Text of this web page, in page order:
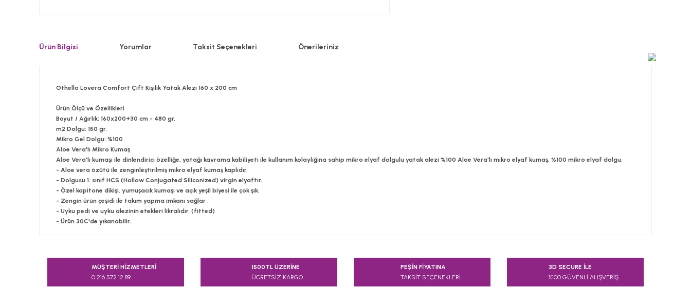
Ürün Bilgisi Yorumlar Taksit Seçenekleri Önerileriniz
Othello Lovera Comfort Çift Kişilik Yatak Alezi 160 x 200 cm
Ürün Ölçü ve Özellikleri
Boyut / Ağırlık: 160x200+30 cm - 480 gr.
m2 Dolgu: 150 gr.
Mikro Gel Dolgu: %100
Aloe Vera'lı Mikro Kumaş
Aloe Vera'lı kumaşı ile dinlendirici özelliğe, yatağı kavrama kabiliyeti ile kullanım kolaylığına sahip mikro elyaf dolgulu yatak alezi %100 Aloe Vera'lı mikro elyaf kumaş, %100 mikro elyaf dolgu.
- Aloe vera özütü ile zenginleştirilmiş mikro elyaf kumaş kaplıdır.
- Dolgusu 1. sınıf HCS (Hollow Conjugated Siliconized) virgin elyaftır.
- Özel kapitone dikişi, yumuşacık kumaşı ve açık yeşil biyesi ile çok şık.
- Zengin ürün çeşidi ile takım yapma imkanı sağlar .
- Uyku pedi ve uyku alezinin etekleri likralıdır. (fitted)
- Ürün 30C'de yıkanabilir.
Bu ürünün fiyat bilgisi, resim, ürün açıklamalarında ve diğer konularda yetersiz gördüğünüz noktaları öneri formunu kullanarak tarafımıza iletebilirsiniz.
Görüş ve önerileriniz için teşekkür ederiz.
MÜŞTERİ HİZMETLERİ
0 216 572 12 89
1500TL ÜZERİNE
ÜCRETSİZ KARGO
PEŞİN FİYATINA
TAKSİT SEÇENEKLERİ
3D SECURE İLE
%100 GÜVENLİ ALIŞVERİŞ